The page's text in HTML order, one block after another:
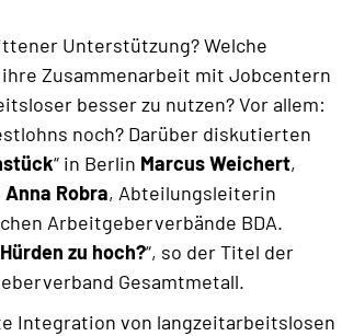
Unterstützung? Welche
Zusammenarbeit mit Jobcentern
besser zu nutzen? Vor allem:
noch? Darüber diskutierten
“ in Berlin Marcus Weichert,
Anna Robra, Abteilungsleiterin
Arbeitgeberverbände BDA.
zu hoch?“, so der Titel der
Gesamtmetall.
Integration von langzeitarbeitslosen